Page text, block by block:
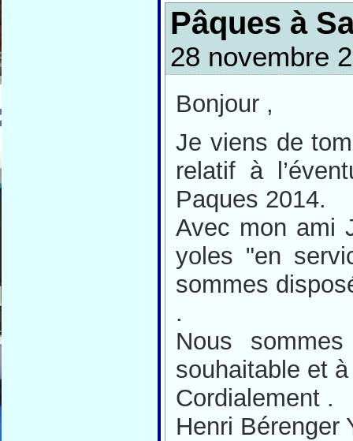
Pâques à
28 novembre
Bonjour ,
Je viens de
relatif à
Paques 2014.
Avec mon ami
yoles "en
sommes
.
Nous
souhaitable et
Cordialement .
Henri Bérenger